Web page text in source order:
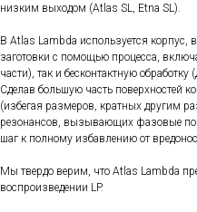
низким выходом (Atlas SL, Etna SL).
В Atlas Lambda используется корпус,
заготовки с помощью процесса,
части), так и бесконтактную
Сделав большую часть поверхностей
(избегая размеров, кратных другим
резонансов, вызывающих фазовые
шаг к полному избавлению от
Мы твердо верим, что Atlas Lambda
воспроизведении LP.